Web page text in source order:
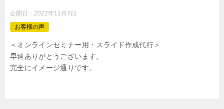
公開日： 2022年11月7日
お客様の声
＜オンラインセミナー用・スライド作成代行＞
早速ありがとうございます。
完全にイメージ通りです。